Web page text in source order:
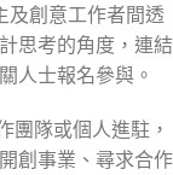
及創意工作者間透
思考的角度，連結
人士報名參與。
團隊或個人進駐，
創事業、尋求合作